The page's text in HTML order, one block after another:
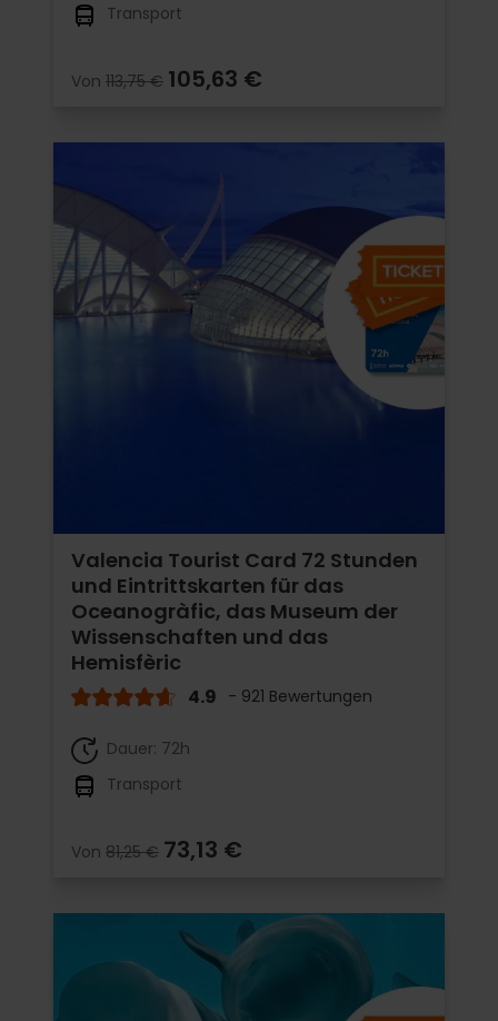
Transport
Von 113,75 € 105,63 €
Valencia Tourist Card 72 Stunden
und Eintrittskarten für das
Oceanogràfic, das Museum der
Wissenschaften und das
Hemisfèric
4.9 - 921 Bewertungen
Dauer: 72h
Transport
Von 81,25 € 73,13 €